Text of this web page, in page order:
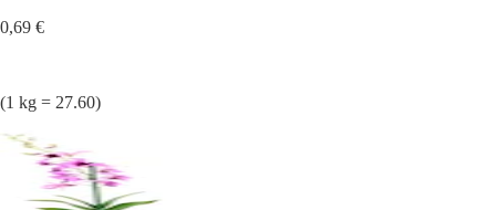
0,69 €
(1 kg = 27.60)